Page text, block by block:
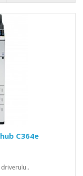
C364e